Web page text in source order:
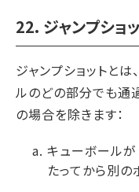
22. ジャンプショ
ジャンプショットと
ルのどの部分でも通
の場合を除きます：
キューボール
たってから別の